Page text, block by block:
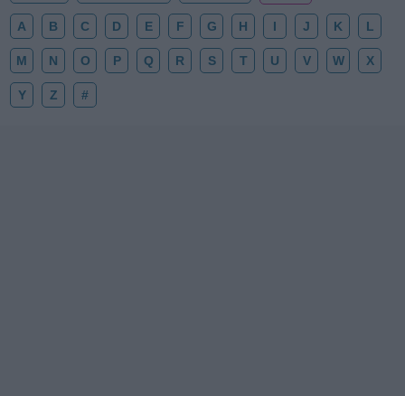
A B C D E F G H I J K L
M N O P Q R S T U V W X
Y Z #